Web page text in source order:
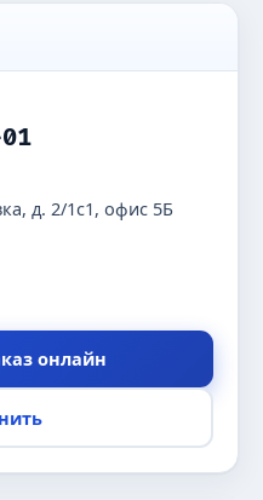
д. 2/1с1, офис 5Б
онлайн